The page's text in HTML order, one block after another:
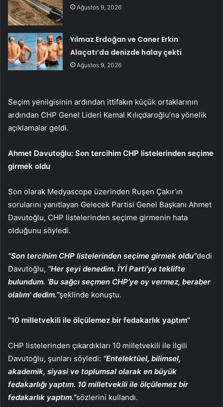
Ağustos 9, 2026
Yılmaz Erdoğan ve Caner Erkin
Alaçatı’da denizde halay çekti
Ağustos 9, 2026
Seçim yenilgisinin ardından ittifakın küçük ortaklarının
ardından CHP Genel Lideri Kemal Kılıçdaroğlu’na yönelik
açıklamalar geldi.
Ahmet Davutoğlu: Son tercihim CHP listelerinden seçime
girmek oldu
Son olarak Medyascope üzerinden Ruşen Çakır’ın
sorularını yanıtlayan Gelecek Partisi Genel Başkanı Ahmet
Davutoğlu, CHP listelerinden seçime girmenin hata
olduğunu söyledi.
“Son tercihim CHP listelerinden seçime girmek oldu”dedi
Davutoğlu, “Her şeyi denedim. İYİ Parti’ye teklifte
bulundum. ‘Bu sağcı seçmen CHP’ye oy vermez, beraber
olalım’ dedim.”şeklinde konuştu.
“10 milletvekili ile ölçülemez bir fedakarlık yaptım”
CHP listelerinden çıkardıkları 10 milletvekili ile ilgili
Davutoğlu, şunları söyledi: “Entelektüel, bilimsel,
akademik, siyasi ve toplumsal olarak en büyük
fedakarlığı yaptım. 10 milletvekili ile ölçülemez bir
fedakarlık yaptım.”sözlerini kullandı.